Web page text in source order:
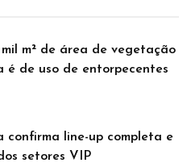
m² de área de vegetação
é de uso de entorpecentes
confirma line-up completa e
setores VIP